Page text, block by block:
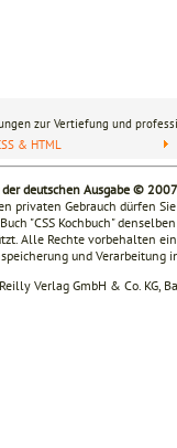
zur Vertiefung und
& HTML
deutschen Ausgabe © 2007
privaten Gebrauch dürfen
"CSS Kochbuch"
Alle Rechte vorbehalten
und Verarbeitung
Verlag GmbH & Co. KG,